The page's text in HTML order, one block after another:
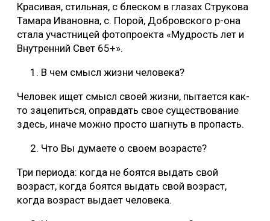
Красивая, стильная, с блеском в глазах Струкова
Тамара Ивановна, с. Порой, Добровского р-она
стала участницей фотопроекта «Мудрость лет и
Внутренний Свет 65+».
В чем смысл жизни человека?
Человек ищет смысл своей жизни, пытается как-
то зацепиться, оправдать свое существование
здесь, иначе можно просто шагнуть в пропасть.
Что Вы думаете о своем возрасте?
Три периода: когда не боятся выдать свой
возраст, когда боятся выдать свой возраст,
когда возраст выдает человека.